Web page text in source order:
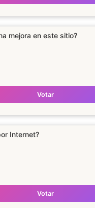
mejora en este sitio?
Votar
Internet?
Votar